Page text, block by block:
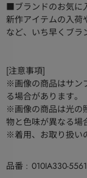
■ブランドのお気に
新作アイテムの入荷
など、いち早くブラ
[注意事項]
※画像の商品はサン
る場合があります。
※画像の商品は光の
物と色味が異なる場
※着用、お取り扱い
品番
010IA330-5561